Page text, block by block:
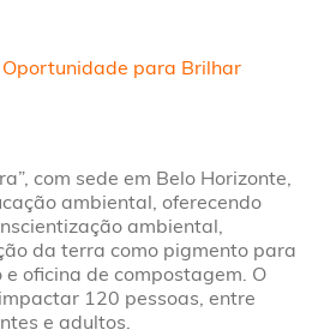
para Brilhar
com sede em Belo Horizonte,
ambiental, oferecendo
ambiental,
da terra como pigmento para
oficina de compostagem. O
120 pessoas, entre
e adultos.